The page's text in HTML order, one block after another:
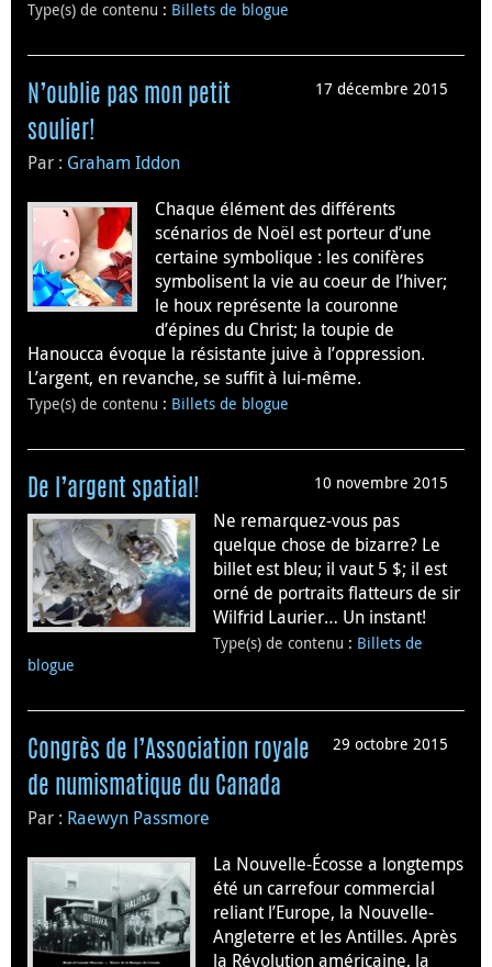
Type(s) de contenu : Billets de blogue
17 décembre 2015
N’oublie pas mon petit
soulier!
Par : Graham Iddon
Chaque élément des différents
scénarios de Noël est porteur d’une
certaine symbolique : les conifères
symbolisent la vie au coeur de l’hiver;
le houx représente la couronne
d’épines du Christ; la toupie de
Hanoucca évoque la résistante juive à l’oppression.
L’argent, en revanche, se suffit à lui-même.
Type(s) de contenu : Billets de blogue
10 novembre 2015
De l’argent spatial!
Ne remarquez-vous pas
quelque chose de bizarre? Le
billet est bleu; il vaut 5 $; il est
orné de portraits flatteurs de sir
Wilfrid Laurier… Un instant!
Type(s) de contenu : Billets de
blogue
29 octobre 2015
Congrès de l’Association royale
de numismatique du Canada
Par : Raewyn Passmore
La Nouvelle-Écosse a longtemps
été un carrefour commercial
reliant l’Europe, la Nouvelle-
Angleterre et les Antilles. Après
la Révolution américaine, la